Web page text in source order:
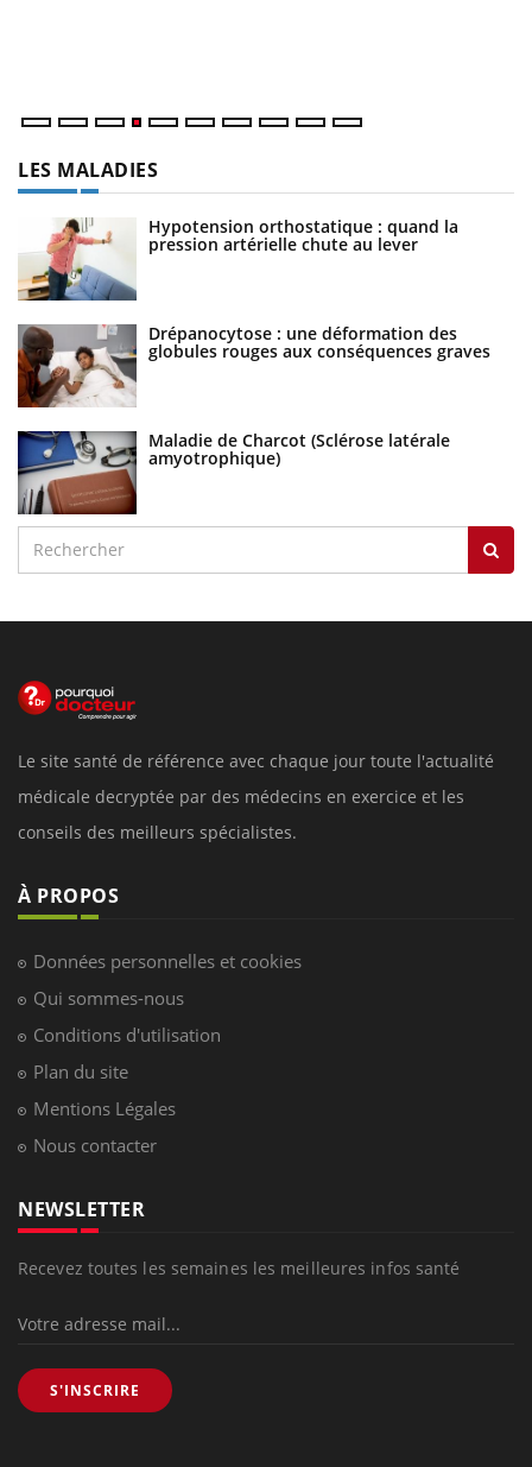
LES MALADIES
Hypotension orthostatique : quand la
pression artérielle chute au lever
Drépanocytose : une déformation des
globules rouges aux conséquences graves
Maladie de Charcot (Sclérose latérale
amyotrophique)
Le site santé de référence avec chaque jour toute l'actualité
médicale decryptée par des médecins en exercice et les
conseils des meilleurs spécialistes.
À PROPOS
Données personnelles et cookies
Qui sommes-nous
Conditions d'utilisation
Plan du site
Mentions Légales
Nous contacter
NEWSLETTER
Recevez toutes les semaines les meilleures infos santé
S'INSCRIRE